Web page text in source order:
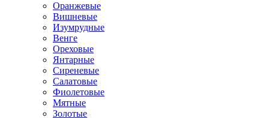
Оранжевые
Вишневые
Изумрудные
Венге
Ореховые
Янтарные
Сиреневые
Салатовые
Фиолетовые
Мятные
Золотые